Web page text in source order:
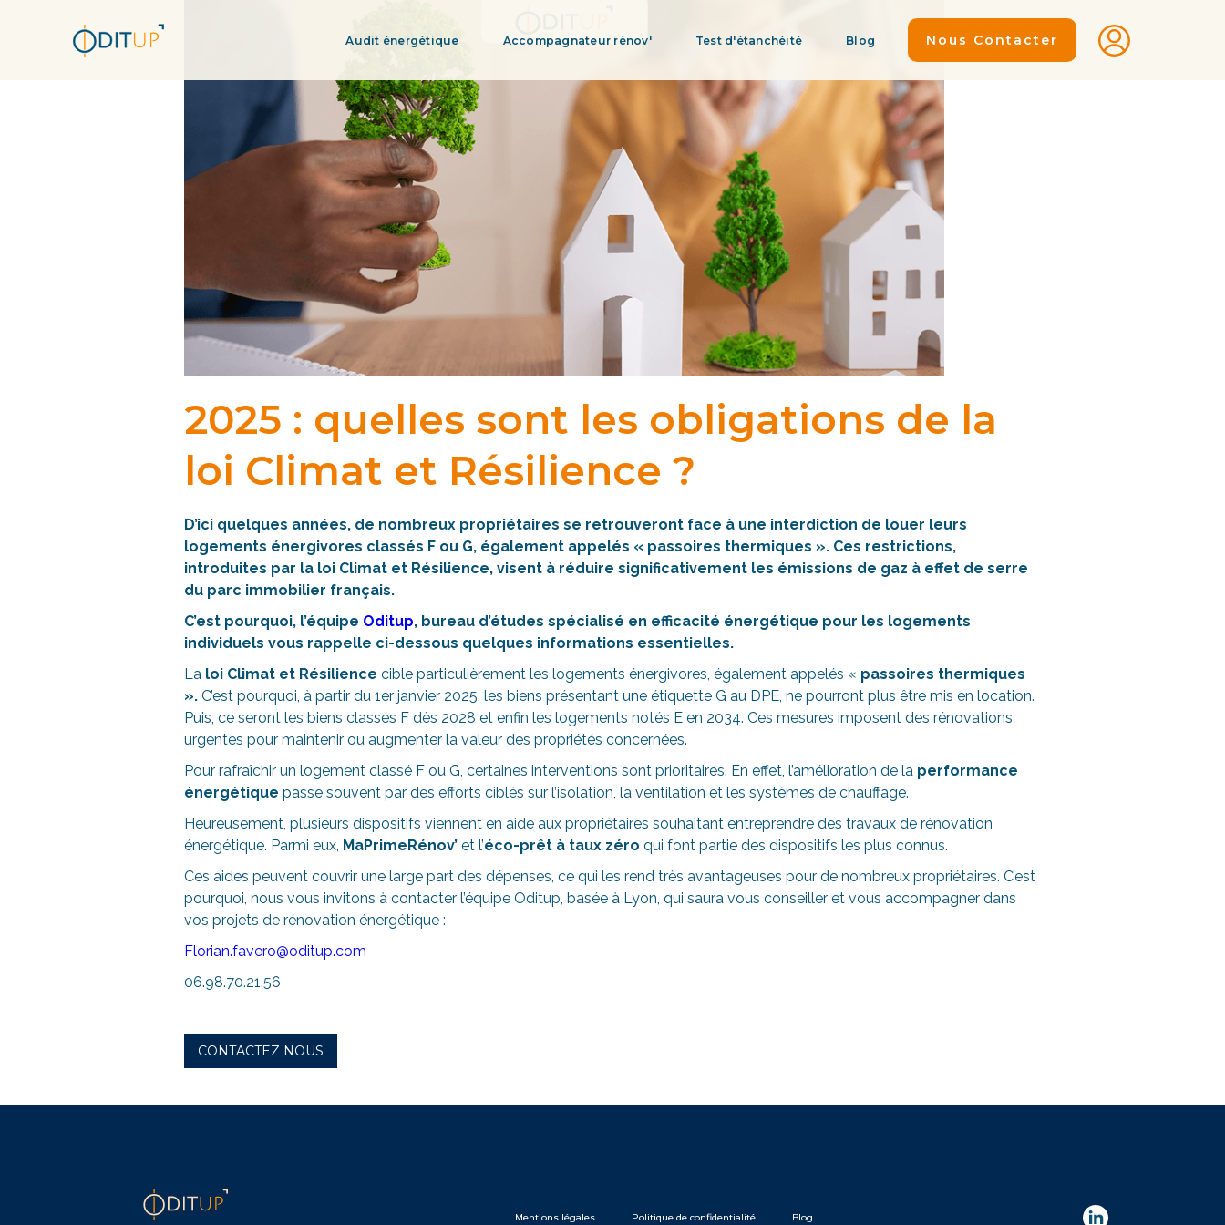
Audit énergétique Accompagnateur rénov' Test d'étanchéité Blog Nous Contacter
2025 : quelles sont les obligations de la
loi Climat et Résilience ?
D’ici quelques années, de nombreux propriétaires se retrouveront face à une interdiction de louer leurs
logements énergivores classés F ou G, également appelés « passoires thermiques ». Ces restrictions,
introduites par la loi Climat et Résilience, visent à réduire significativement les émissions de gaz à effet de serre
du parc immobilier français.
C’est pourquoi, l’équipe Oditup, bureau d’études spécialisé en efficacité énergétique pour les logements
individuels vous rappelle ci-dessous quelques informations essentielles.
La loi Climat et Résilience cible particulièrement les logements énergivores, également appelés « passoires thermiques
». C’est pourquoi, à partir du 1er janvier 2025, les biens présentant une étiquette G au DPE, ne pourront plus être mis en location.
Puis, ce seront les biens classés F dès 2028 et enfin les logements notés E en 2034. Ces mesures imposent des rénovations
urgentes pour maintenir ou augmenter la valeur des propriétés concernées.
Pour rafraîchir un logement classé F ou G, certaines interventions sont prioritaires. En effet, l’amélioration de la performance
énergétique passe souvent par des efforts ciblés sur l’isolation, la ventilation et les systèmes de chauffage.
Heureusement, plusieurs dispositifs viennent en aide aux propriétaires souhaitant entreprendre des travaux de rénovation
énergétique. Parmi eux, MaPrimeRénov’ et l’éco-prêt à taux zéro qui font partie des dispositifs les plus connus.
Ces aides peuvent couvrir une large part des dépenses, ce qui les rend très avantageuses pour de nombreux propriétaires. C’est
pourquoi, nous vous invitons à contacter l’équipe Oditup, basée à Lyon, qui saura vous conseiller et vous accompagner dans
vos projets de rénovation énergétique :
Florian.favero@oditup.com
06.98.70.21.56
CONTACTEZ NOUS
Mentions légales Politique de confidentialité Blog